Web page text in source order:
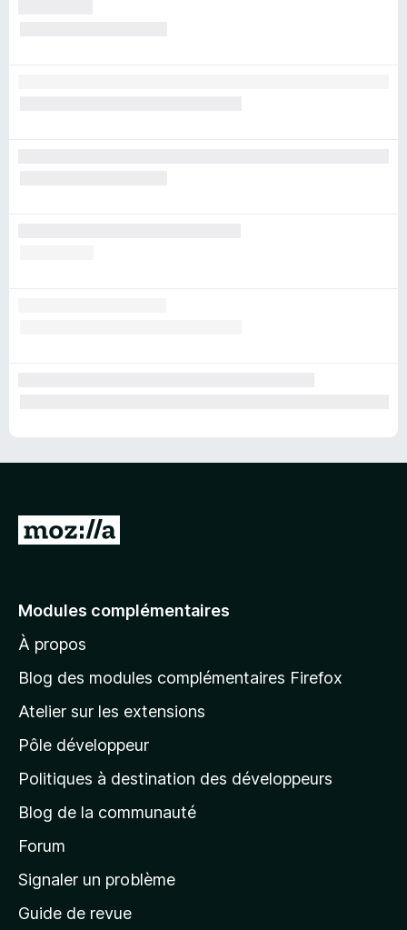
A
e
à
l
p
a
g
d
a
c
Modules complémentaires
À propos
Blog des modules complémentaires Firefox
Atelier sur les extensions
Pôle développeur
Politiques à destination des développeurs
Blog de la communauté
Forum
Signaler un problème
Guide de revue